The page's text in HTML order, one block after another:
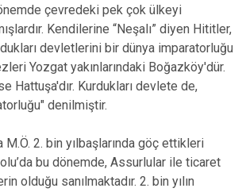
çevredeki pek çok ülkeyi
Kendilerine “Neşalı” diyen Hititler,
devletlerini bir dünya imparatorluğu
Yozgat yakınlarındaki Boğazköy'dür.
Hattuşa'dır. Kurdukları devlete de,
denilmiştir.
M.Ö. 2. bin yılbaşlarında göç ettikleri
bu dönemde, Assurlular ile ticaret
olduğu sanılmaktadır. 2. bin yılın